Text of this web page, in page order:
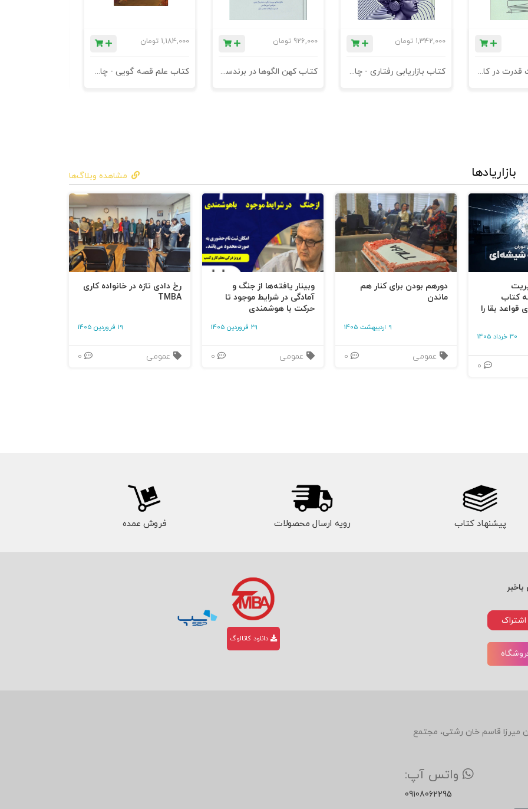
کتاب مدیریت قدرت در کاروکسب
1,342,000 تومان
کتاب بازاریابی رفتاری - چاپ سوم
926,000 تومان
کتاب کهن الگوها در برندسازی - ابزاری برای خلاقها و استراتژیست ها
1,184,000 تومان
کتاب علم قصه گویی - چاپ سوم
مشاهده وبلاگ‌ها بازاریادها
کتاب
بقا را
30 خرداد 1405
دورهم بودن برای کنار هم
ماندن
9 اردیبهشت 1405
عمومی
وبینار یافته‌ها از جنگ و
آمادگی در شرایط موجود تا
حرکت با هوشمندی
29 فروردین 1405
عمومی
رخ دادی تازه در خانواده کاری
TMBA
19 فروردین 1405
عمومی
پیشنهاد کتاب رویه ارسال محصولات فروش عمده
اشتراک
دانلود کاتالوگ
روبروی رستوران میرزا قاسم خان رشتی، مجتمع
واتس آپ:
09108062295